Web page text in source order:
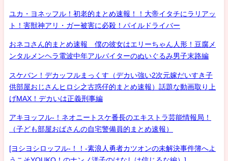
ユカ・ヨネッフル！初老的まとめ速報！！大帝イタチにラリアッ
ト！害獣神アリ・ガー被害に必殺！パイルドライバー
おネコさん的まとめ速報 僕の彼女はエリーちゃん人形！豆腐メ
ンタルメンヘラ電波中年アルバイターのぬいぐるみ男子末路編
スケバン！デカッフルまっくす（デカい強い2次元嫁だいすき子
供部屋おじさんヒロシ之古惑仔的まとめ速報）話題な動画取り上
げMAX！デカいは正義刑事編
アキヨッフル-！ネオニートスケ番長のエキストラ芸能情報局！
（子ども部屋おばさんの自宅警備員的まとめ速報）
[ヨシヨシロッフル-！！-素浪人勇者カツオンの未解決事件簿へよ